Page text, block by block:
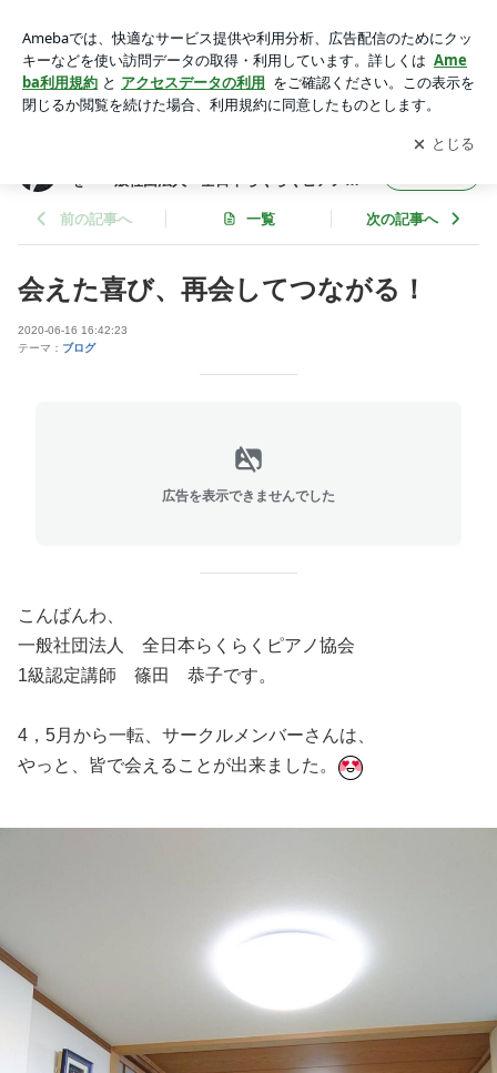
で豊かな生きがいを「一般社団法人 全日本らくらくピアノ協
会」京都支部 1級認定講師 篠田 恭子
アプリをダウンロードして ブログの更新通知
を受け取りまし
ょう。
開く
を「一般社団法人 全日本らくらくピアノ協
前の記事へ 一覧 次の記事へ
会えた喜び、再会してつながる！
2020-06-16 16:42:23
テーマ： ブログ
広告を表示できませんでした
こんばんわ、
一般社団法人 全日本らくらくピアノ協会
1級認定講師 篠田 恭子です。
4，5月から一転、サークルメンバーさんは、
やっと、皆で会えることが出来ました。